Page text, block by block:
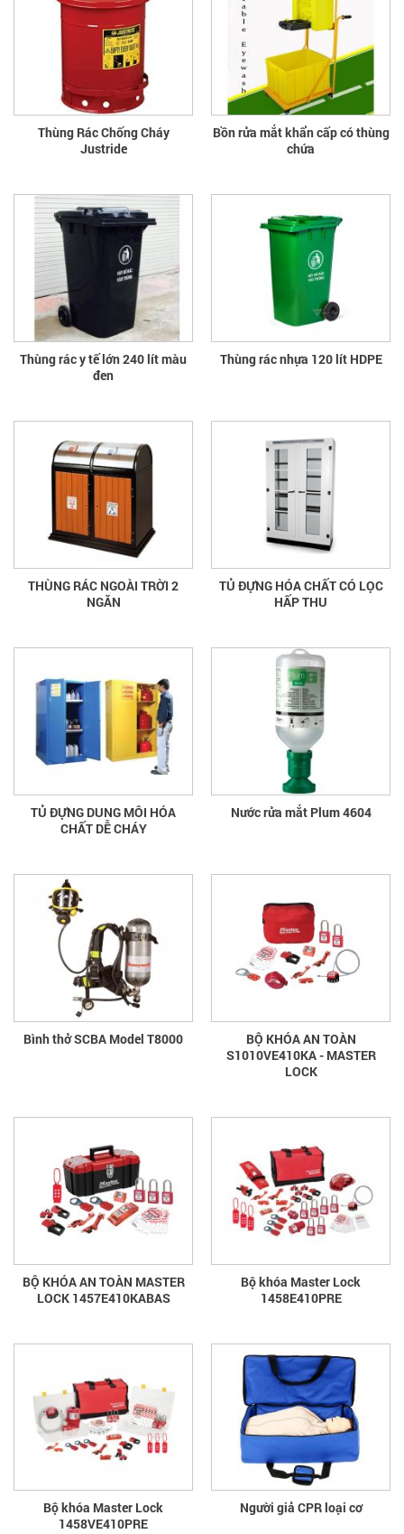
Thùng Rác Chống Cháy
Justride
Bồn rửa mắt khẩn cấp có thùng
chứa
Thùng rác y tế lớn 240 lít màu
đen
Thùng rác nhựa 120 lít HDPE
THÙNG RÁC NGOÀI TRỜI 2
NGĂN
TỦ ĐỰNG HÓA CHẤT CÓ LỌC
HẤP THU
TỦ ĐỰNG DUNG MÔI HÓA
CHẤT DỄ CHÁY
Nước rửa mắt Plum 4604
Bình thở SCBA Model T8000
BỘ KHÓA AN TOÀN
S1010VE410KA - MASTER
LOCK
BỘ KHÓA AN TOÀN MASTER
LOCK 1457E410KABAS
Bộ khóa Master Lock
1458E410PRE
Bộ khóa Master Lock
1458VE410PRE
Người giả CPR loại cơ